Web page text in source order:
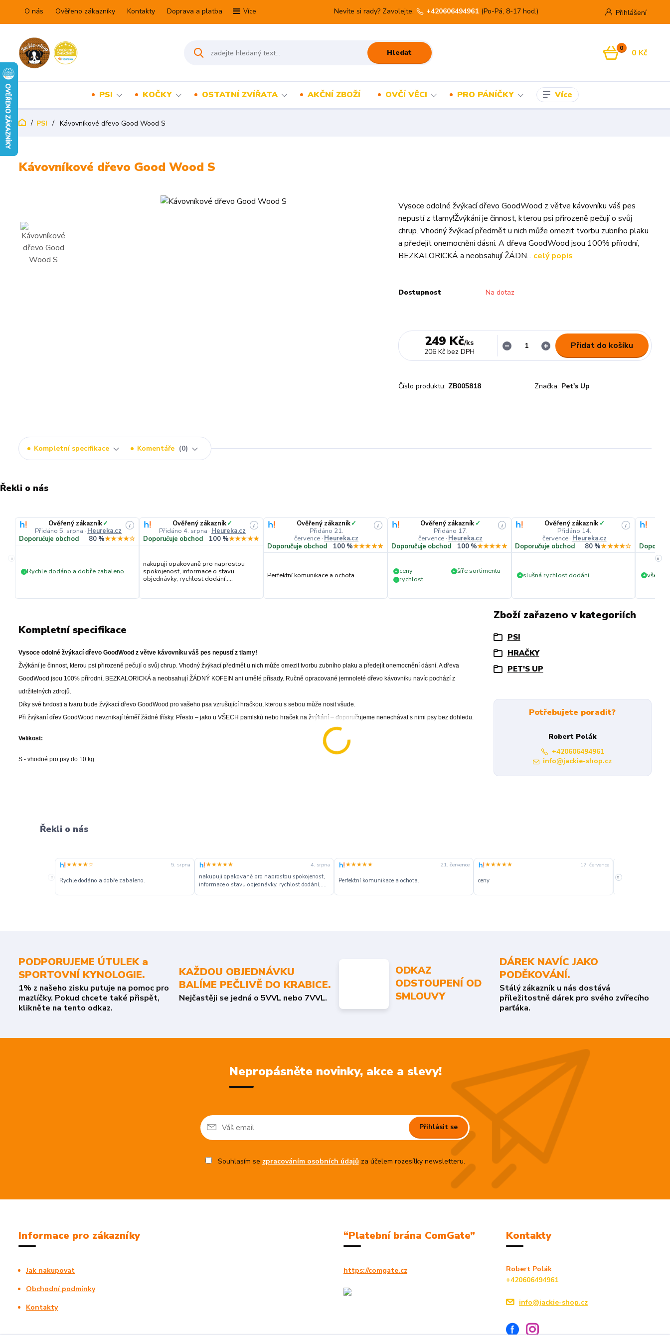
O nás Ověřeno zákazníky Kontakty Doprava a platba Více Přihlášení
Hledat
Nevíte si rady? Zavolejte. +420606494961 (Po-Pá, 8-17 hod.)
0 0 Kč
PSI KOČKY OSTATNÍ ZVÍŘATA AKČNÍ ZBOŽÍ OVČÍ VĚCI PRO PÁNÍČKY Více
PSI Kávovníkové dřevo Good Wood S
Kávovníkové dřevo Good Wood S
Vysoce odolné žvýkací dřevo GoodWood z větve kávovníku váš pes
nepustí z tlamy!Žvýkání je činnost, kterou psi přirozeně pečují o svůj
chrup. Vhodný žvýkací předmět u nich může omezit tvorbu zubního plaku
a předejít onemocnění dásní. A dřeva GoodWood jsou 100% přírodní,
BEZKALORICKÁ a neobsahují ŽÁDN... celý popis
Dostupnost Na dotaz
249 Kč/ks
206 Kč bez DPH
Přidat do košíku
Číslo produktu: ZB005818 Značka: Pet's Up
Kompletní specifikace Komentáře 0
Řekli o nás
«
Ověřený zákazník✓
Přidáno 5. srpna · Heureka.cz
i
Doporučuje obchod 80 %★★★★☆
+ Rychle dodáno a dobře zabaleno.
Ověřený zákazník✓
Přidáno 4. srpna · Heureka.cz
i
Doporučuje obchod 100 %★★★★★
nakupuji opakovaně pro naprostou
spokojenost, informace o stavu
objednávky, rychlost dodání,....
Ověřený zákazník✓
Přidáno 21.
července · Heureka.cz
i
Doporučuje obchod 100 %★★★★★
Perfektní komunikace a ochota.
Ověřený zákazník ✓
Přidáno 17.
července · Heureka.cz
i
Doporučuje obchod 100 %★★★★★
+ ceny + šíře sortimentu
+ rychlost
Ověřený zákazník ✓
Přidáno 14.
července· Heureka.cz
i
Doporučuje obchod 80 %★★★★☆
+ slušná rychlost dodání + vše v
»
Kompletní specifikace
Vysoce odolné žvýkací dřevo GoodWood z větve kávovníku váš pes nepustí z tlamy!
Žvýkání je činnost, kterou psi přirozeně pečují o svůj chrup. Vhodný žvýkací předmět u nich může omezit tvorbu zubního plaku a předejít onemocnění dásní. A dřeva
GoodWood jsou 100% přírodní, BEZKALORICKÁ a neobsahují ŽÁDNÝ KOFEIN ani umělé přísady. Ručně opracované jemnoleté dřevo kávovníku navíc pochází z
udržitelných zdrojů.
Díky své tvrdosti a tvaru bude žvýkací dřevo GoodWood pro vašeho psa vzrušující hračkou, kterou s sebou může nosit všude.
Při žvýkaní dřev GoodWood nevznikají téměř žádné třísky. Přesto – jako u VŠECH pamlsků nebo hraček na žvýkání – doporučujeme nenechávat s nimi psy bez dohledu.
Velikost:
S - vhodné pro psy do 10 kg
Zboží zařazeno v kategoriích
PSI
HRAČKY
PET'S UP
Potřebujete poradit?
Robert Polák
+420606494961
info@jackie-shop.cz
Řekli o nás
«
★★★★☆ 5. srpna
Rychle dodáno a dobře zabaleno.
★★★★★ 4. srpna
nakupuji opakovaně pro naprostou spokojenost,
informace o stavu objednávky, rychlost dodání,....
★★★★★ 21. července
Perfektní komunikace a ochota.
★★★★★ 17. července
ceny
slušná rychlost
»
PODPORUJEME ÚTULEK a
SPORTOVNÍ KYNOLOGIE.
1% z našeho zisku putuje na pomoc pro
mazlíčky. Pokud chcete také přispět,
klikněte na tento odkaz.
KAŽDOU OBJEDNÁVKU
BALÍME PEČLIVĚ DO KRABICE.
Nejčastěji se jedná o 5VVL nebo 7VVL.
ODKAZ
ODSTOUPENÍ OD
SMLOUVY
DÁREK NAVÍC JAKO
PODĚKOVÁNÍ.
Stálý zákazník u nás dostává
příležitostně dárek pro svého zvířecího
parťáka.
Nepropásněte novinky, akce a slevy!
Přihlásit se
Souhlasím se zpracováním osobních údajůza účelem rozesílky newsletteru.
Informace pro zákazníky
Jak nakupovat
Obchodní podmínky
Kontakty
“Platební brána ComGate”
https://comgate.cz
Kontakty
Robert Polák
+420606494961
info@jackie-shop.cz